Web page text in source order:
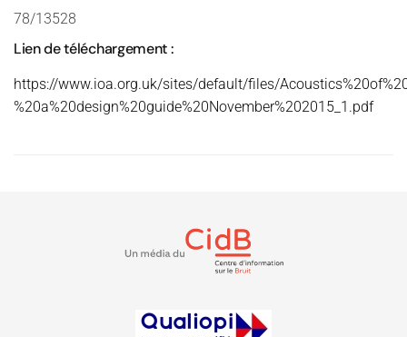
78/13528
Lien de téléchargement :
https://www.ioa.org.uk/sites/default/files/
%20a%20design%20guide%20November%202015_1.pdf